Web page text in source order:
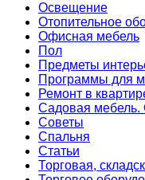
Освещение
Отопительное
Офисная мебель
Пол
Предметы
Программы для
Ремонт в
Садовая мебель.
Советы
Спальня
Статьи
Торговая,